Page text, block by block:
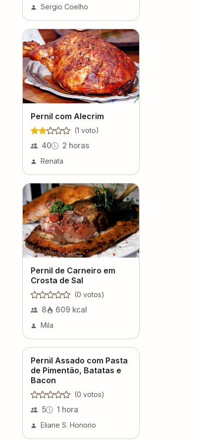
Sergio Coelho
Pernil com Alecrim
(1 voto)
40 2 horas
Renata
Pernil de Carneiro em
Crosta de Sal
(0 votos)
8 609 kcal
Mila
Pernil Assado com Pasta
de Pimentão, Batatas e
Bacon
(0 votos)
5 1 hora
Eliane S. Honorio